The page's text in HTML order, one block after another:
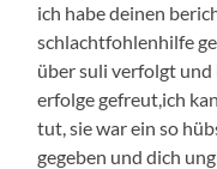
ich habe deinen
schlachtfohlenhilfe
über suli verfolgt und
erfolge gefreut,ich
tut, sie war ein so
gegeben und dich